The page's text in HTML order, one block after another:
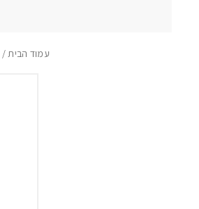
עמוד הבית /